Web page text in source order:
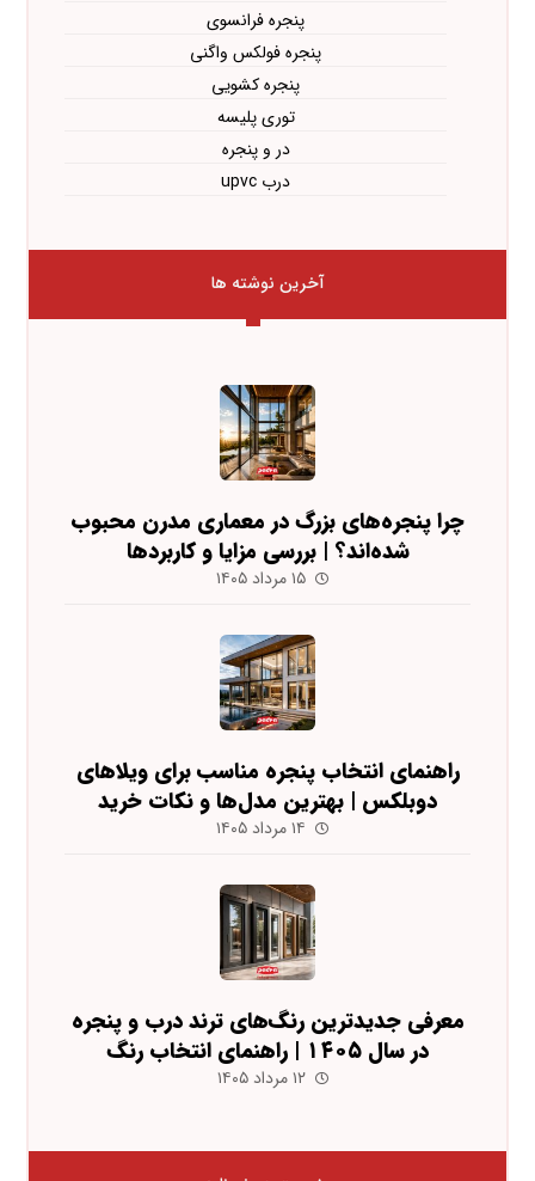
پنجره فرانسوی
پنجره فولکس واگنی
پنجره کشویی
توری پلیسه
در و پنجره
درب upvc
آخرین نوشته ها
چرا پنجره‌های بزرگ در معماری مدرن محبوب
شده‌اند؟ | بررسی مزایا و کاربردها
۱۵ مرداد ۱۴۰۵
راهنمای انتخاب پنجره مناسب برای ویلاهای
دوبلکس | بهترین مدل‌ها و نکات خرید
۱۴ مرداد ۱۴۰۵
معرفی جدیدترین رنگ‌های ترند درب و پنجره
در سال ۱۴۰۵ | راهنمای انتخاب رنگ
۱۲ مرداد ۱۴۰۵